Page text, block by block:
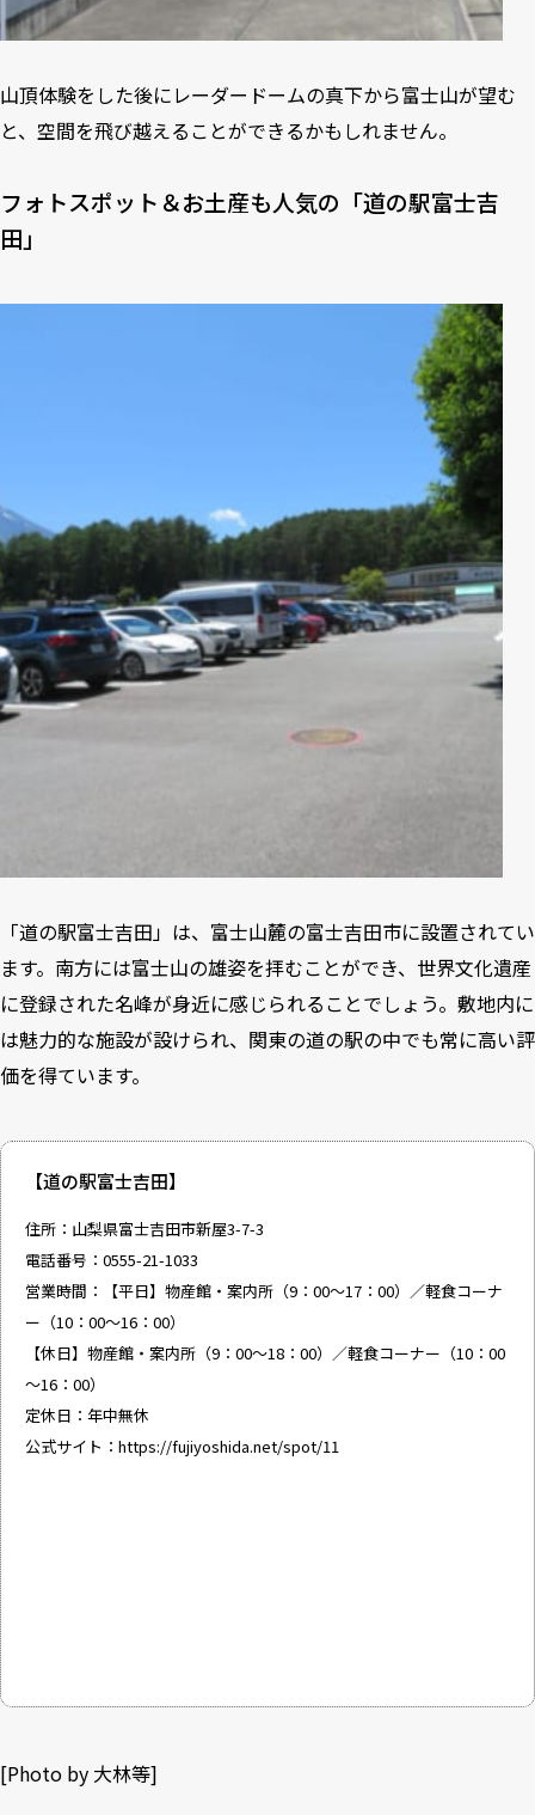
山頂体験をした後にレーダードームの真下から富士山が望む
と、空間を飛び越えることができるかもしれません。
フォトスポット＆お土産も人気の「道の駅富士吉
田」
「道の駅富士吉田」は、富士山麓の富士吉田市に設置されてい
ます。南方には富士山の雄姿を拝むことができ、世界文化遺産
に登録された名峰が身近に感じられることでしょう。敷地内に
は魅力的な施設が設けられ、関東の道の駅の中でも常に高い評
価を得ています。
【道の駅富士吉田】
住所：山梨県富士吉田市新屋3-7-3
電話番号：0555-21-1033
営業時間：【平日】物産館・案内所（9：00～17：00）／軽食コーナ
ー（10：00～16：00）
【休日】物産館・案内所（9：00～18：00）／軽食コーナー（10：00
～16：00）
定休日：年中無休
公式サイト： https://fujiyoshida.net/spot/11
[Photo by 大林等]